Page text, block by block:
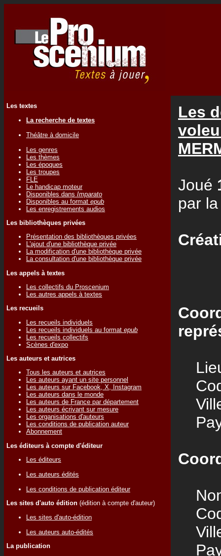
Les textes
La recherche de textes
Théâtre à domicile
Les genres
Les thèmes
Les époques
Les troupes
FLE
Le handicap moteur
Disponibles dans Imparato
Disponibles au format epub
Les enregistrements audios
Les bibliothèques privées
Présentation des bibliothèques privées
L'ajout d'une bibliothèque privée
La modification d'une bibliothèque privée
La consultation d'une bibliothèque privée
Les appels à textes
Les collectifs du Proscenium
Les autres appels à textes
Les recueils
Les recueils individuels
Les recueils individuels au format epub
Les recueils collectifs
Scènes d'expo
Les auteurs et autrices
Tous les auteurs et autrices
Les auteurs ayant un site personnel
Les auteurs sur Facebook, X, Instagram
Les auteurs dans le monde
Les auteurs de France par département
Les auteurs écrivant sur mesure
Les organisations d'auteurs
Les conditions de publication auteur
Abonnement
Les éditeurs à compte d'éditeur
Les éditeurs
Les auteurs édités
Les conditions de publication éditeur
Les sites d'auto édition (édition à compte d'auteur)
Les sites d'auto-édition
Les auteurs auto-édités
La publication
Les
Joué
par